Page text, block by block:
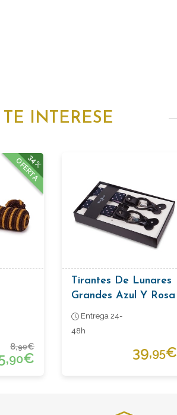
INTERESE
34%
OFERTA
8,90€
90€
Tirantes De Lunares
Grandes Azul Y Rosa
Entrega 24-
48h
39,95€